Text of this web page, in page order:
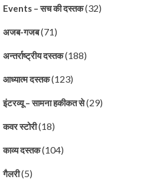
Events – सच की दस्तक(32)
अजब-गजब(71)
अन्तर्राष्ट्रीय दस्तक(188)
आध्यात्म दस्तक(123)
इंटरव्यू – सामना हकीकत से(29)
कवर स्टोरी(18)
काव्य दस्तक(104)
गैलरी(5)